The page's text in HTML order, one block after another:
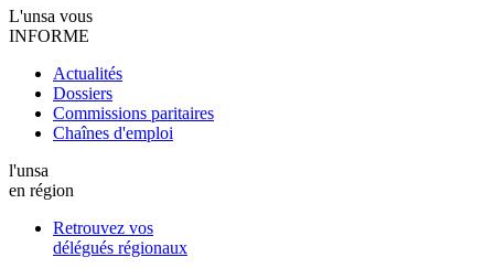
L'unsa vous
INFORME
Actualités
Dossiers
Commissions paritaires
Chaînes d'emploi
l'unsa
en région
Retrouvez vos
délégués régionaux